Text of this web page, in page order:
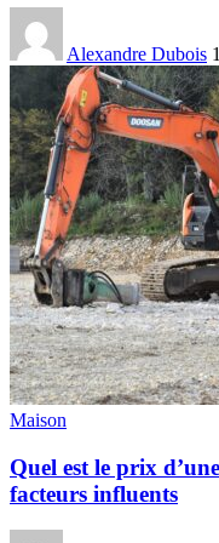
Alexandre Dubois
Maison
Quel est le prix
facteurs influents